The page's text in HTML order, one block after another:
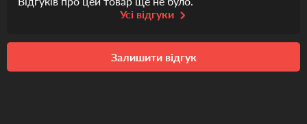
Усі відгуки
Залишити відгук